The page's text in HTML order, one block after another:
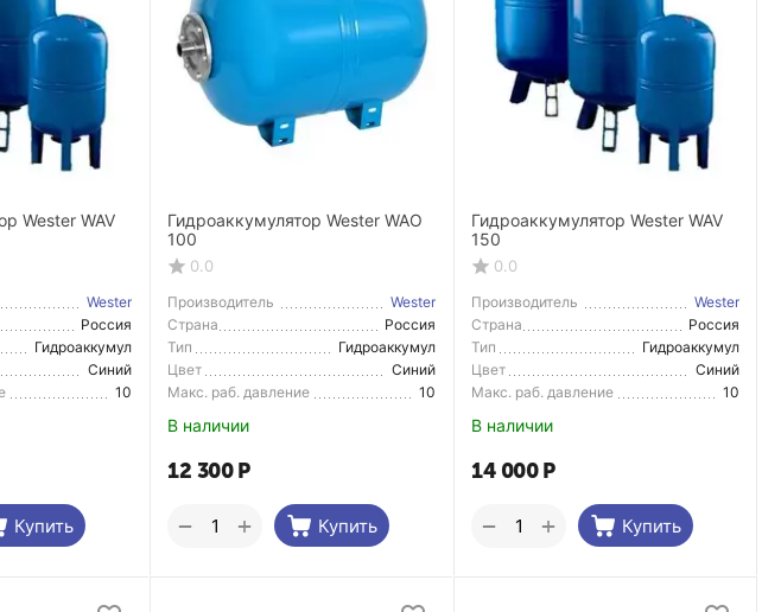
Wester WAV
Wester
Россия
Гидроаккумул
ятор
Синий
10
Купить
Гидроаккумулятор Wester WAO
100
0.0
Производитель
Wester
Страна
Производитель
Россия
Тип
Гидроаккумул
ятор
Цвет
Синий
Макс. раб. давление
10
В наличии
12 300 Р
Купить
+
−
Гидроаккумулятор Wester WAV
150
0.0
Производитель
Wester
Страна
Производитель
Россия
Тип
Гидроаккумул
ятор
Цвет
Синий
Макс. раб. давление
10
В наличии
14 000 Р
Купить
+
−